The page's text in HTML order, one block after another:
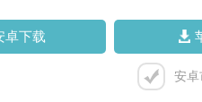
卓下载
安卓